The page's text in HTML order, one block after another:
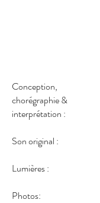
Conception,
chorégraphie &
interprétation :
Son original :
Lumières :
Photos: